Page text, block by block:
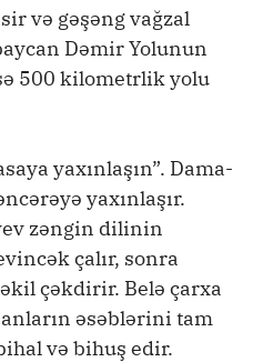
və gəşəng vağzal
Dəmir Yolunun
500 kilometrlik yolu
yaxınlaşın”. Dama-
yaxınlaşır.
zəngin dilinin
çalır, sonra
çəkdirir. Belə çarxa
əsəblərini tam
və bihuş edir.